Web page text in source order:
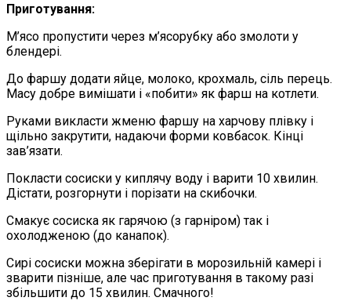
Приготування:
М’ясо пропустити через м’ясорубку або змолоти у
блендері.
До фаршу додати яйце, молоко, крохмаль, сіль перець.
Масу добре вимішати і «побити» як фарш на котлети.
Руками викласти жменю фаршу на харчову плівку і
щільно закрутити, надаючи форми ковбасок. Кінці
зав’язати.
Покласти сосиски у киплячу воду і варити 10 хвилин.
Дістати, розгорнути і порізати на скибочки.
Смакує сосиска як гарячою (з гарніром) так і
охолодженою (до канапок).
Сирі сосиски можна зберігати в морозильній камері і
зварити пізніше, але час приготування в такому разі
збільшити до 15 хвилин. Смачного!